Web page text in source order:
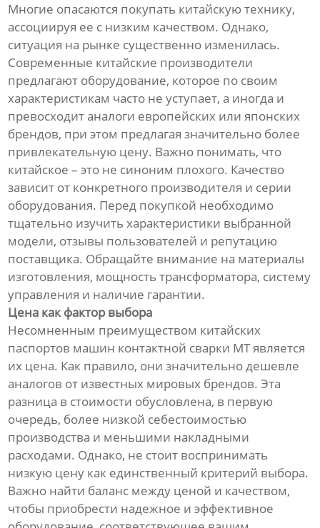
Многие опасаются покупать китайскую технику,
ассоциируя ее с низким качеством. Однако,
ситуация на рынке существенно изменилась.
Современные китайские производители
предлагают оборудование, которое по своим
характеристикам часто не уступает, а иногда и
превосходит аналоги европейских или японских
брендов, при этом предлагая значительно более
привлекательную цену. Важно понимать, что
китайское – это не синоним плохого. Качество
зависит от конкретного производителя и серии
оборудования. Перед покупкой необходимо
тщательно изучить характеристики выбранной
модели, отзывы пользователей и репутацию
поставщика. Обращайте внимание на материалы
изготовления, мощность трансформатора, систему
управления и наличие гарантии.
Цена как фактор выбора
Несомненным преимуществом китайских
паспортов машин контактной сварки MT является
их цена. Как правило, они значительно дешевле
аналогов от известных мировых брендов. Эта
разница в стоимости обусловлена, в первую
очередь, более низкой себестоимостью
производства и меньшими накладными
расходами. Однако, не стоит воспринимать
низкую цену как единственный критерий выбора.
Важно найти баланс между ценой и качеством,
чтобы приобрести надежное и эффективное